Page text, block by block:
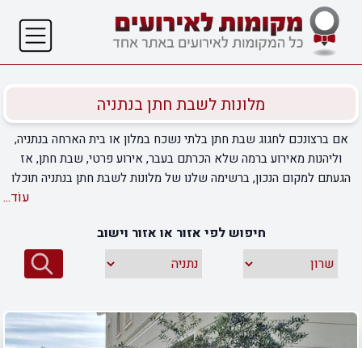
מלונות לשבת חתן בנתניה
אם ברצונכם לחגוג שבת חתן בלתי נשכח במלון או בית הארחה בנתניה,
וליהנות מאירוע ברמה שלא הכרתם בעבר, אירוע פרטי, שבת חתן, אז
הגעתם למקום הנכון, ברשימה שלנו של מלונות לשבת חתן בנתניה תוכלו
למצוא מגוון רחב של מקומות אירוח, ובמחירים שונים – החל מזולים ועד
ובקרבת בית כנסת יש יתרונות גדולים. בהם הורדת הנטל והטורח
מהמשפחה והתמקדות של כולם בחגיגה עצמה. בנוסף באפשרותכם כמובן
לחגוג ולציין כל אירוע, היכנסו לרשימה שלנו ובחרו את המקום שהכי
עוֹד...
חיפוש לפי אזור או אזור וישוב